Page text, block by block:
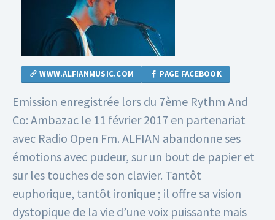
WWW.ALFIANMUSIC.COM PAGE FACEBOOK
Emission enregistrée lors du 7ème Rythm And
Co: Ambazac le 11 février 2017 en partenariat
avec Radio Open Fm. ALFIAN abandonne ses
émotions avec pudeur, sur un bout de papier et
sur les touches de son clavier. Tantôt
euphorique, tantôt ironique ; il offre sa vision
dystopique de la vie d’une voix puissante mais